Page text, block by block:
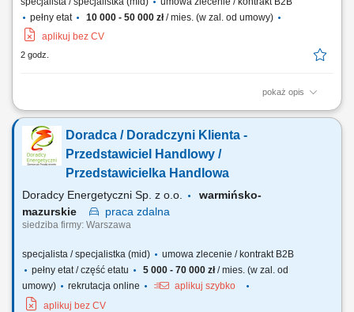
pełny etat
10 000 - 50 000 zł/ mies. (w zal. od umowy)
aplikuj bez CV
2 godz.
pokaż opis
Doradzanie klientom w zakresie nowoczesnych rozwiązań z obszaru
odnawialnych źródeł energii. Aktywne pozyskiwanie klientów oraz
prowadzenie spotkań handlowych. Przygotowywanie ofert i
finalizowanie sprzedaży. Budowanie długofalowych relacji z klientami.
Raportowanie prowadzonych działań...
Doradca / Doradczyni Klienta -
Przedstawiciel Handlowy /
Przedstawicielka Handlowa
Doradcy Energetyczni Sp. z o.o.
warmińsko-
mazurskie
praca zdalna
siedziba firmy: Warszawa
specjalista / specjalistka (mid)
umowa zlecenie / kontrakt B2B
pełny etat / część etatu
5 000 - 70 000 zł/ mies. (w zal. od
umowy)
rekrutacja online
aplikuj szybko
aplikuj bez CV